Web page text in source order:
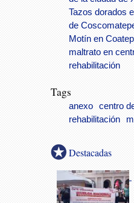
Tazos dorados
de
Motín en
maltrato en
rehabilitación
Tags
anexo
centro
rehabilitación
Destacadas